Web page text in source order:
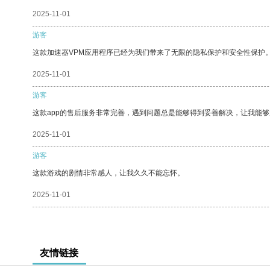
2025-11-01
游客
这款加速器VPM应用程序已经为我们带来了无限的隐私保护和安全性保护。
2025-11-01
游客
这款app的售后服务非常完善，遇到问题总是能够得到妥善解决，让我能够
2025-11-01
游客
这款游戏的剧情非常感人，让我久久不能忘怀。
2025-11-01
友情链接